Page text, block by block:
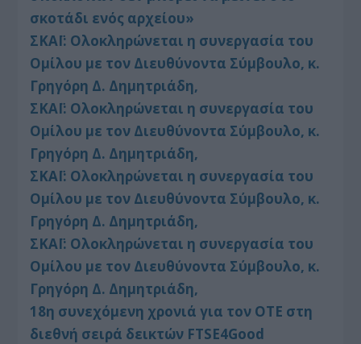
σκοτάδι ενός αρχείου»
ΣΚΑΪ: Ολοκληρώνεται η συνεργασία του
Ομίλου με τον Διευθύνοντα Σύμβουλο, κ.
Γρηγόρη Δ. Δημητριάδη,
ΣΚΑΪ: Ολοκληρώνεται η συνεργασία του
Ομίλου με τον Διευθύνοντα Σύμβουλο, κ.
Γρηγόρη Δ. Δημητριάδη,
ΣΚΑΪ: Ολοκληρώνεται η συνεργασία του
Ομίλου με τον Διευθύνοντα Σύμβουλο, κ.
Γρηγόρη Δ. Δημητριάδη,
ΣΚΑΪ: Ολοκληρώνεται η συνεργασία του
Ομίλου με τον Διευθύνοντα Σύμβουλο, κ.
Γρηγόρη Δ. Δημητριάδη,
18η συνεχόμενη χρονιά για τον ΟΤΕ στη
διεθνή σειρά δεικτών FTSE4Good